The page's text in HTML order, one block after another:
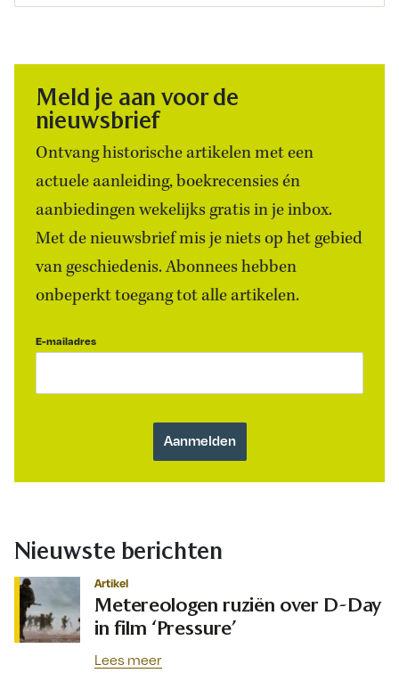
Meld je aan voor de
nieuwsbrief
Ontvang historische artikelen met een
actuele aanleiding, boekrecensies én
aanbiedingen wekelijks gratis in je inbox.
Met de nieuwsbrief mis je niets op het gebied
van geschiedenis. Abonnees hebben
onbeperkt toegang tot alle artikelen.
E-mailadres
Nieuwste berichten
Artikel
Metereologen ruziën over D-Day
in film ‘Pressure’
Lees meer